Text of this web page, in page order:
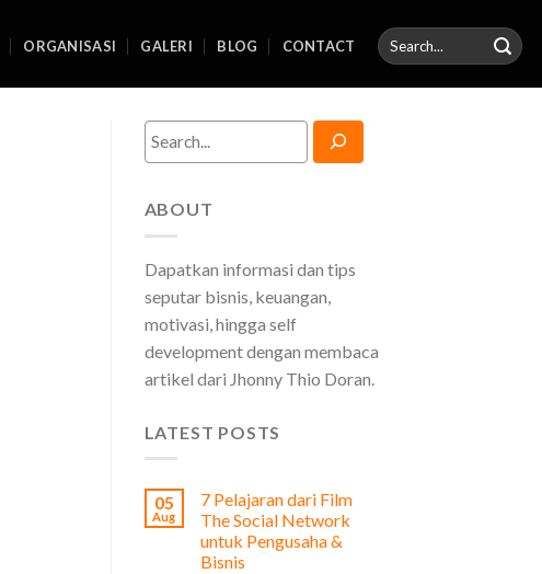
ORGANISASI GALERI BLOG CONTACT
Search
ABOUT
Dapatkan informasi dan tips
seputar bisnis, keuangan,
motivasi, hingga self
development dengan membaca
artikel dari Jhonny Thio Doran.
LATEST POSTS
05
Aug
7 Pelajaran dari Film
The Social Network
untuk Pengusaha &
Bisnis